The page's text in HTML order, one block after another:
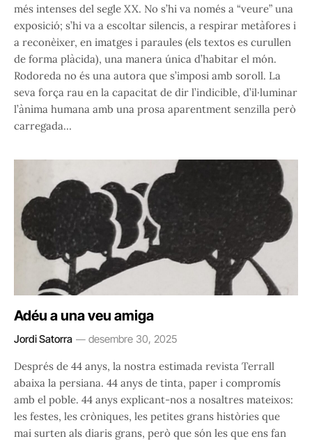
més intenses del segle XX. No s’hi va només a “veure” una
exposició; s’hi va a escoltar silencis, a respirar metàfores i
a reconèixer, en imatges i paraules (els textos es curullen
de forma plàcida), una manera única d’habitar el món.
Rodoreda no és una autora que s’imposi amb soroll. La
seva força rau en la capacitat de dir l’indicible, d’il·luminar
l’ànima humana amb una prosa aparentment senzilla però
carregada…
Adéu a una veu amiga
Jordi Satorra desembre 30, 2025
Després de 44 anys, la nostra estimada revista Terrall
abaixa la persiana. 44 anys de tinta, paper i compromís
amb el poble. 44 anys explicant-nos a nosaltres mateixos:
les festes, les cròniques, les petites grans històries que
mai surten als diaris grans, però que són les que ens fan